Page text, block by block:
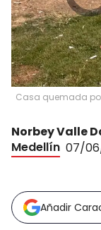
Casa quemada
Norbey Valle
Medellín 07/
Añadir